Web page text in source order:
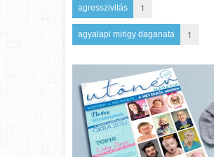
agresszivitás 1
agyalapi mirigy daganata 1